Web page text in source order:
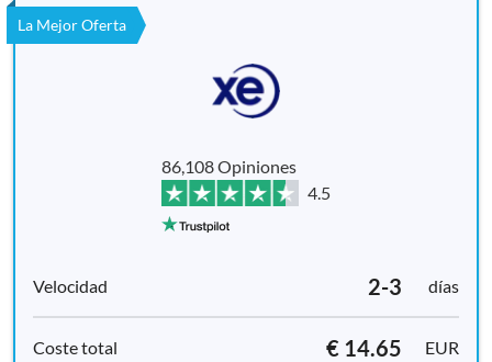
La Mejor Oferta
86,108 Opiniones
4.5
2-3 días
€ 14.65
EUR